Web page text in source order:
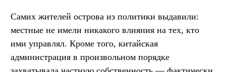
Самих жителей острова из политики выдавили:
местные не имели никакого влияния на тех, кто
ими управлял. Кроме того, китайская
администрация в произвольном порядке